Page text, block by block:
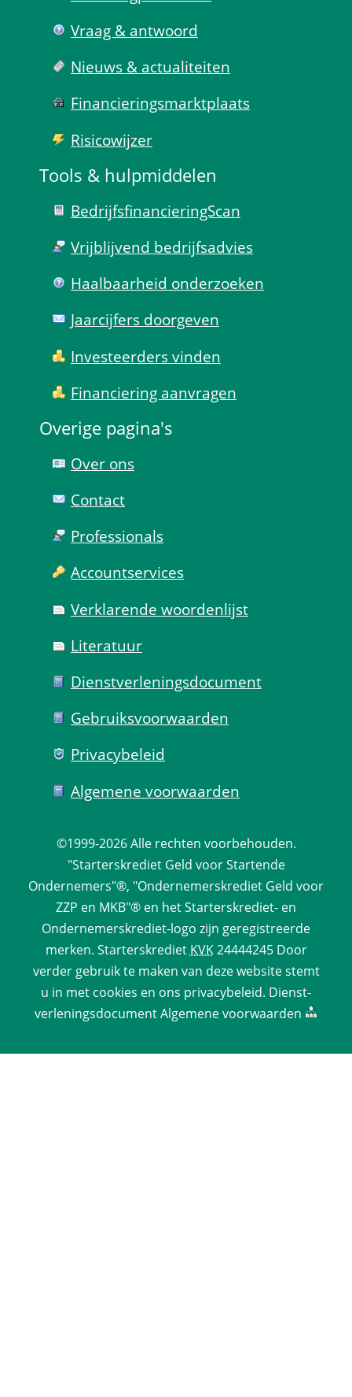
Vraag & antwoord
Nieuws & actualiteiten
Financierings­markt­plaats
Risico­wijzer
Tools & hulp­middelen
Bedrijfsfinanciering­Scan
Vrijblijvend bedrijfs­advies
Haal­baar­heid onder­zoeken
Jaarcijfers doorgeven
Investeerders vinden
Financiering aanvragen
Overige pagina's
Over ons
Contact
Professionals
Account­services
Verklarende woorden­lijst
Literatuur
Dienst­verlenings­document
Gebruiks­voorwaarden
Privacy­beleid
Algemene voorwaarden
©1999-2026 Alle rechten voorbehouden.
"Starterskrediet Geld voor Startende
Ondernemers"®, "Ondernemerskrediet Geld voor
ZZP en MKB"® en het Starterskrediet- en
Ondernemerskrediet-logo zijn geregistreerde
merken. Starterskrediet KVK 24444245 Door
verder gebruik te maken van deze website stemt
u in met cookies en ons privacy­beleid. Dienst­
verlenings­documentAlgemene voorwaarden